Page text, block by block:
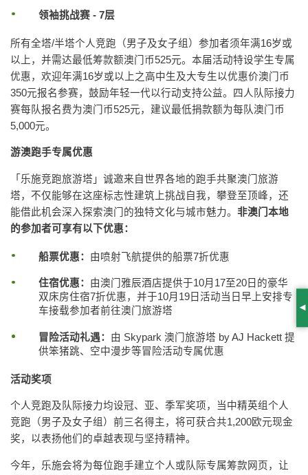
领袖挑战赛 - 7层
所有全塔/半塔个人竞跑（男子及女子组）参加者须年满16岁或
以上，并需达最低筹款额澳门币525元。本届活动特设学生专属
优惠，欢迎年满16岁或以上之高中生及大专生以优惠价澳门币
350元报名参赛，鼓励年轻一代以行动支持公益。四人队际接力
赛每队报名费为澳门币525元，建议最低捐款额为每队澳门币
5,000元。
游澳跑手专属优惠
「乐施竞跑旅游塔」诚邀来自世界各地的跑手共聚澳门旅游
塔，不仅能够在这座标志性建筑上挑战自我，攀登至顶峰，还
能借此机会深入探索澳门的独特文化与城市魅力。 非澳门本地
的参加者可享有以下优惠：
船票优惠： 由喷射飞航提供的船票7折优惠
住宿优惠： 由澳门雅辰酒店提供于10月17至20日的豪华
双床房住宿7折优惠，并于10月19日活动当日早上安排专
车接载参加者前往澳门旅游塔
冒险活动礼遇： 由 Skypark 澳门旅游塔 by AJ Hackett 提
供笨猪跳、空中漫步等冒险活动专属优惠
活动奖项
个人竞跑及队际接力均设冠、亚、季军奖项，当中精英组个人
竞跑（男子及女子组）前三名得主，将可获合共1,200欧元现金
奖，以表扬他们的卓越表现与坚持精神。
今年，乐施会将为每位跑手建立个人或队际专属筹款网页，让